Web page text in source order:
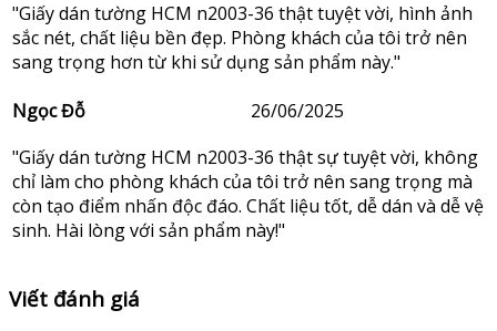
"Giấy dán tường HCM n2003-36 thật tuyệt vời, hình ảnh
sắc nét, chất liệu bền đẹp. Phòng khách của tôi trở nên
sang trọng hơn từ khi sử dụng sản phẩm này."
Ngọc Đỗ
26/06/2025
"Giấy dán tường HCM n2003-36 thật sự tuyệt vời, không
chỉ làm cho phòng khách của tôi trở nên sang trọng mà
còn tạo điểm nhấn độc đáo. Chất liệu tốt, dễ dán và dễ vệ
sinh. Hài lòng với sản phẩm này!"
Viết đánh giá